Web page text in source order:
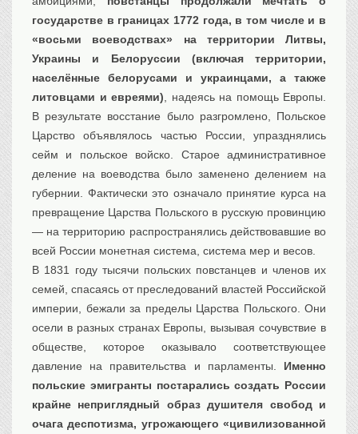
государстве в границах 1772 года, в том числе и в
«восьми воеводствах» на территории Литвы,
Украины и Белоруссии (включая территории,
населённые белорусами и украинцами, а также
литовцами и евреями) , надеясь на помощь Европы.
В результате восстание было разгромлено, Польское
Царство объявлялось частью России, упразднялись
сейм и польское войско. Старое административное
деление на воеводства было заменено делением на
губернии. Фактически это означало принятие курса на
превращение Царства Польского в русскую провинцию
— на территорию распространялись действовавшие во
всей России монетная система, система мер и весов.
В 1831 году тысячи польских повстанцев и членов их
семей, спасаясь от преследований властей Российской
империи, бежали за пределы Царства Польского. Они
осели в разных странах Европы, вызывая сочувствие в
обществе, которое оказывало соответствующее
давление на правительства и парламенты. Именно
польские эмигранты постарались создать России
крайне неприглядный образ душителя свобод и
очага деспотизма, угрожающего «цивилизованной